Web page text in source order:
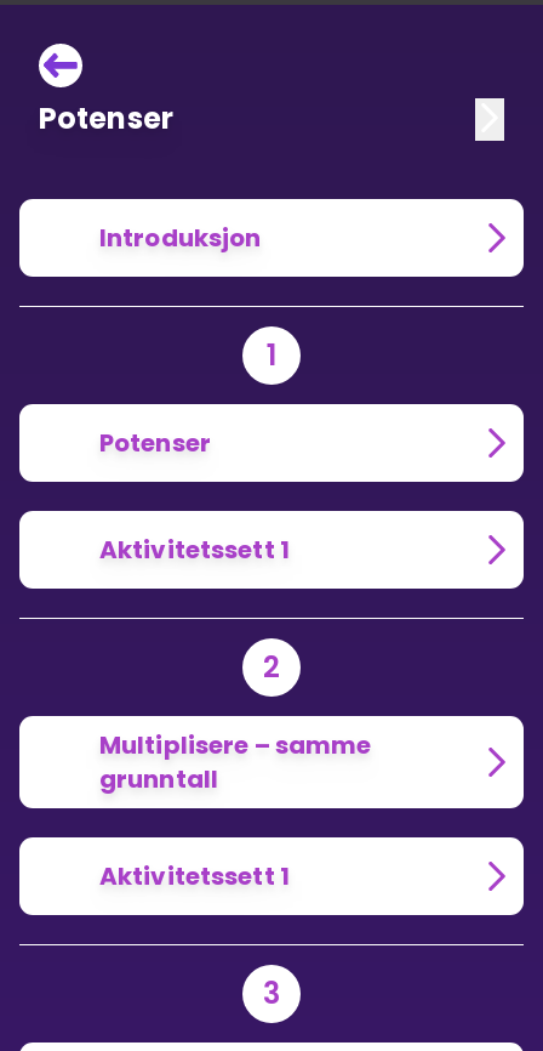
Potenser
Introduksjon
1
Potenser
Aktivitetssett 1
2
Multiplisere – samme
grunntall
Aktivitetssett 1
3